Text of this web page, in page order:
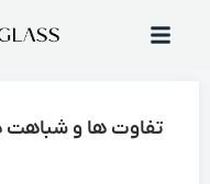
تفاوت ها و